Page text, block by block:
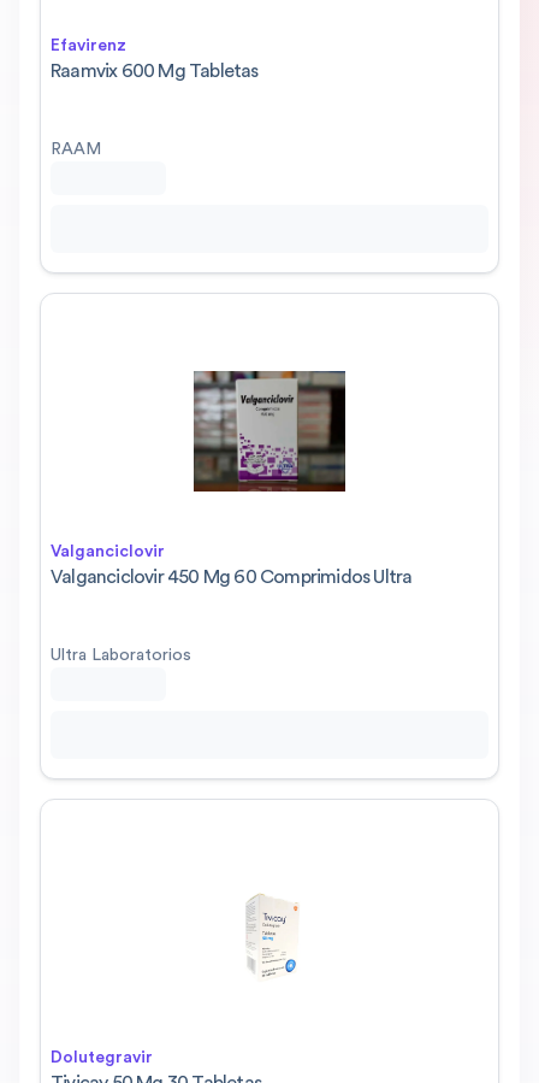
Efavirenz
Raamvix 600 Mg Tabletas
RAAM
Valganciclovir
Valganciclovir 450 Mg 60 Comprimidos Ultra
Ultra Laboratorios
Dolutegravir